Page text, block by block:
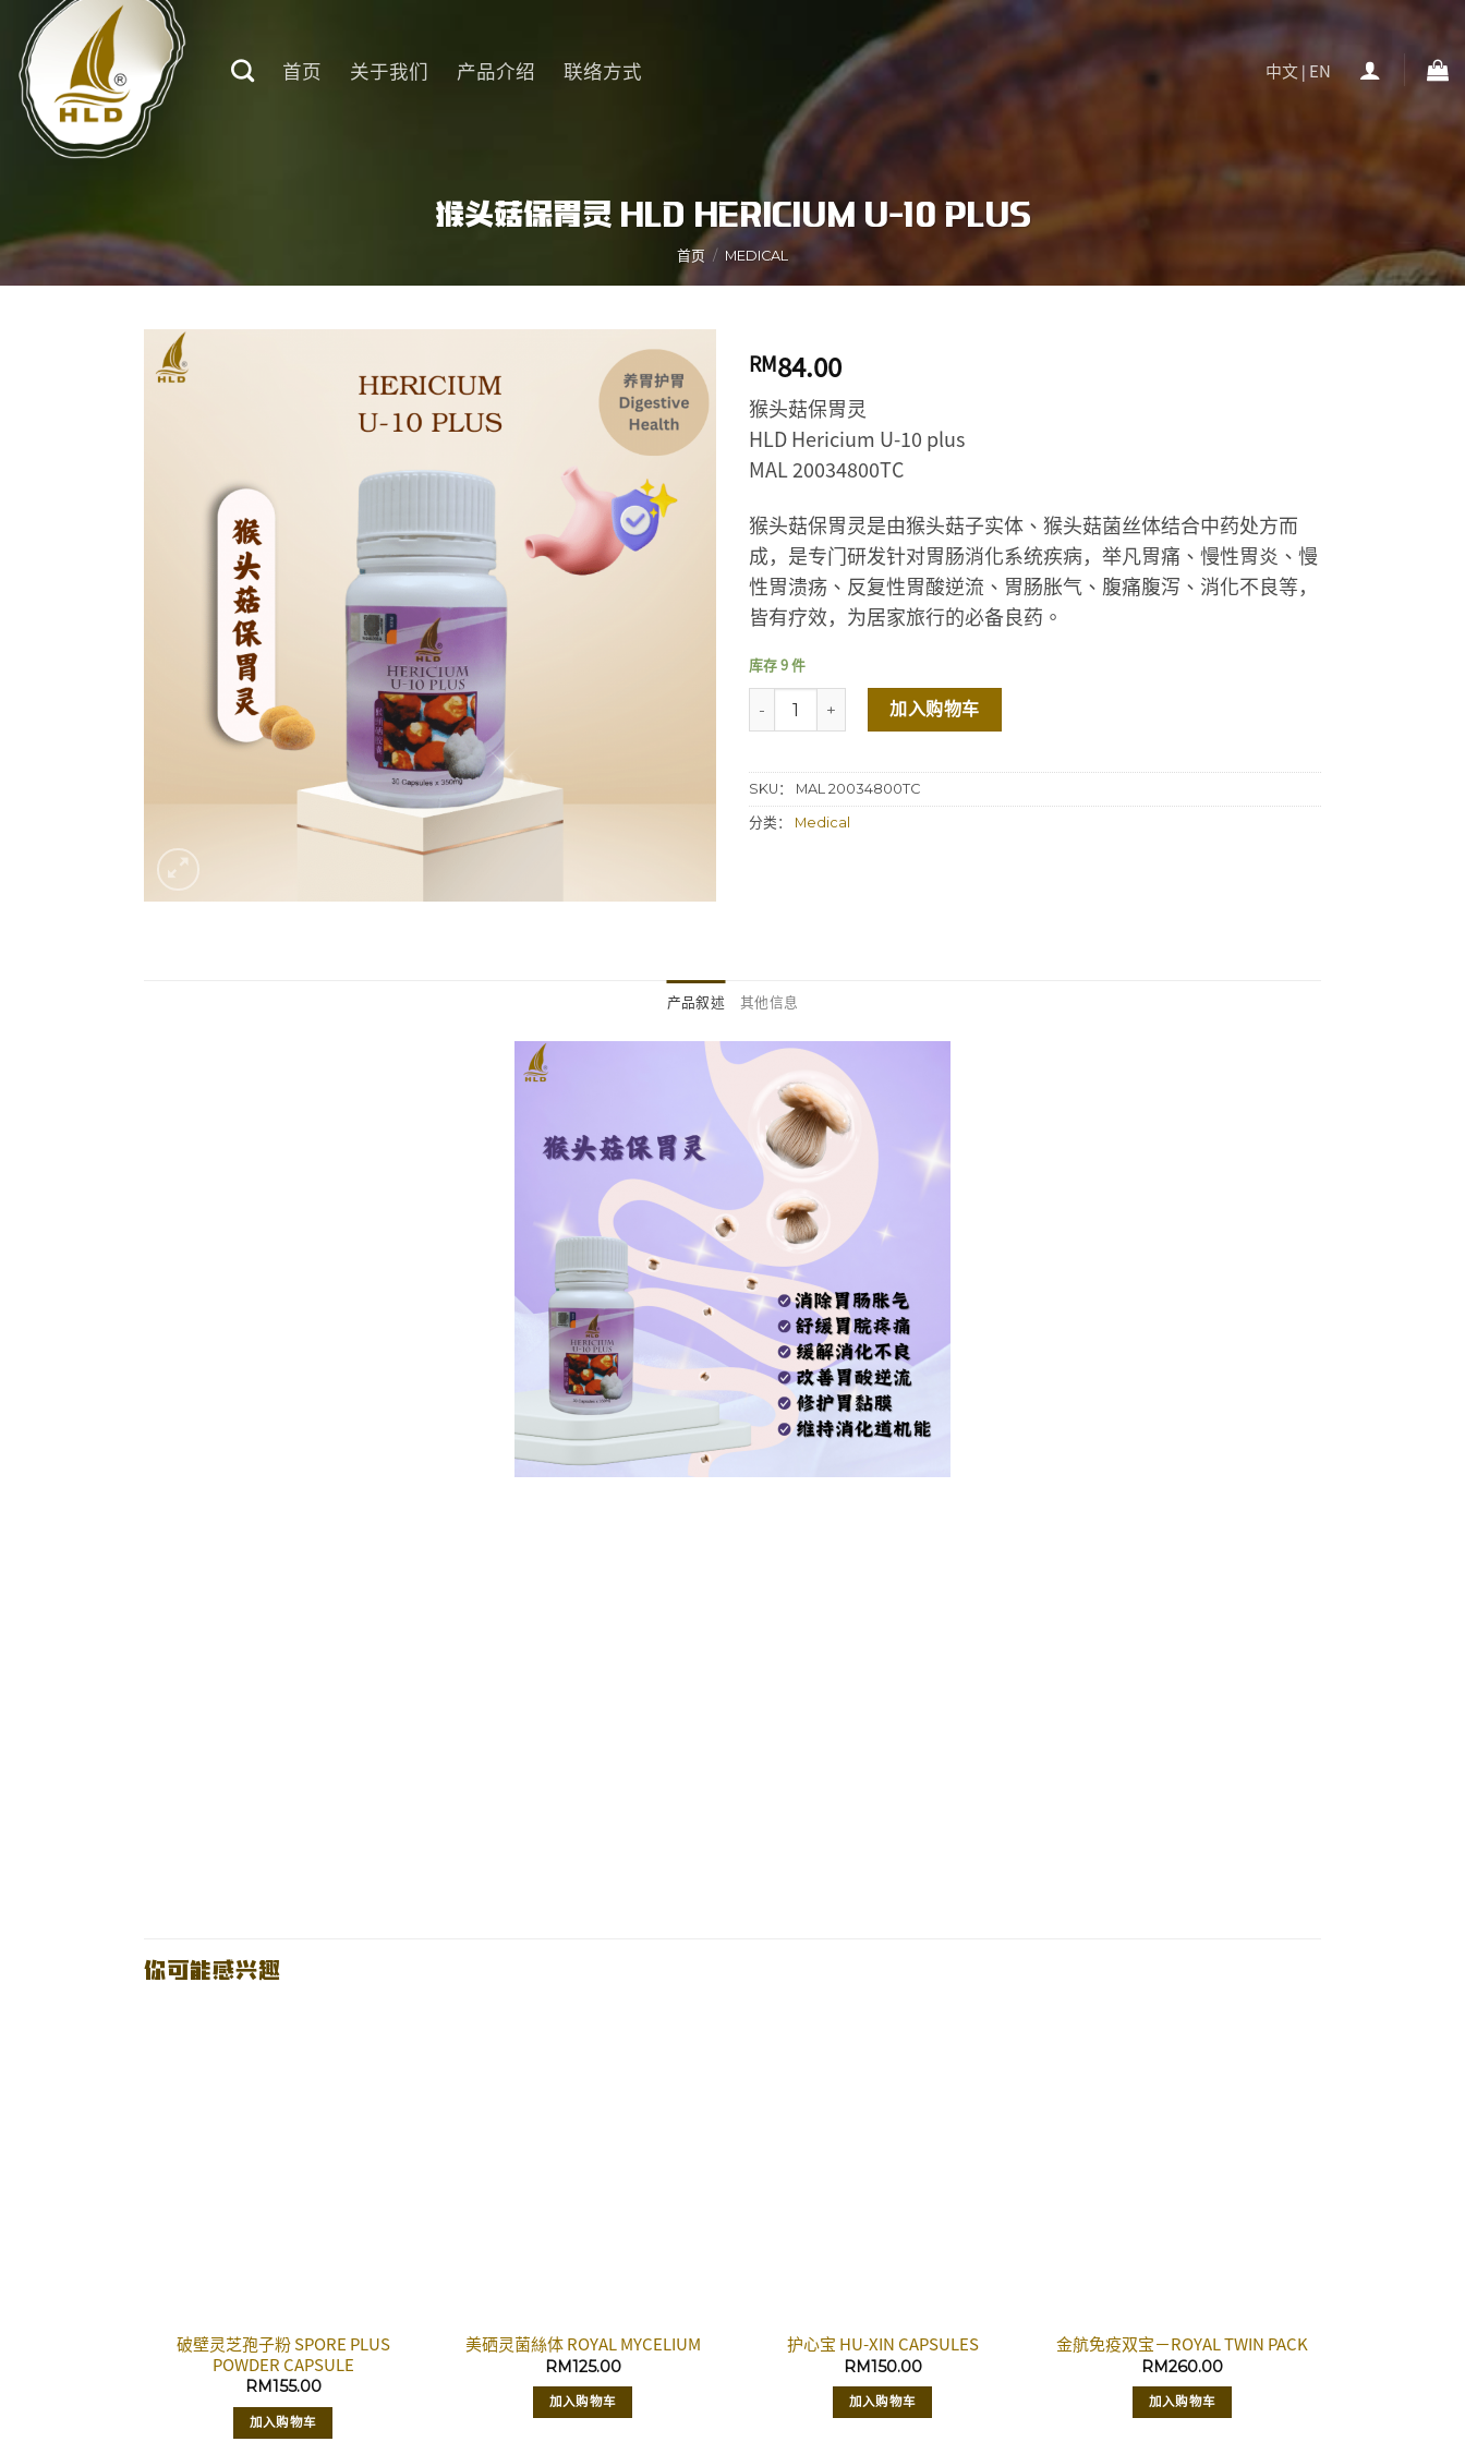
content
首页 关于我们 产品介绍 联络方式 中文 | EN
猴头菇保胃灵 HLD HERICIUM U-10 PLUS
首页 / MEDICAL
RM84.00
猴头菇保胃灵
HLD Hericium U-10 plus
MAL 20034800TC
猴头菇保胃灵是由猴头菇子实体、猴头菇菌丝体结合中药处方而
成，是专门研发针对胃肠消化系统疾病，举凡胃痛、慢性胃炎、慢
性胃溃疡、反复性胃酸逆流、胃肠胀气、腹痛腹泻、消化不良等，
皆有疗效，为居家旅行的必备良药。
库存 9 件
猴头菇保胃灵 HLD HERICIUM U-10 PLUS 数量
加入购物车
SKU： MAL 20034800TC
分类： Medical
产品叙述 其他信息
你可能感兴趣
破壁灵芝孢子粉 SPORE PLUS
POWDER CAPSULE
RM155.00
加入购物车
美硒灵菌絲体 ROYAL MYCELIUM
RM125.00
加入购物车
护心宝 HU-XIN CAPSULES
RM150.00
加入购物车
金航免疫双宝－ROYAL TWIN PACK
RM260.00
加入购物车